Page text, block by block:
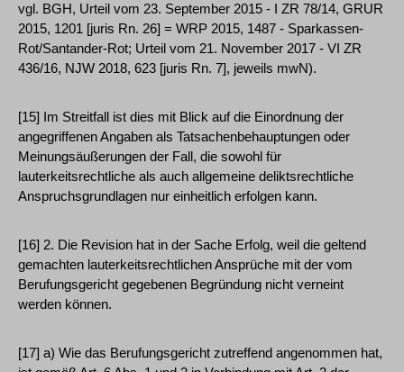
vgl. BGH, Urteil vom 23. September 2015 - I ZR 78/14, GRUR
2015, 1201 [juris Rn. 26] = WRP 2015, 1487 - Sparkassen-
Rot/Santander-Rot; Urteil vom 21. November 2017 - VI ZR
436/16, NJW 2018, 623 [juris Rn. 7], jeweils mwN).
[15] Im Streitfall ist dies mit Blick auf die Einordnung der
angegriffenen Angaben als Tatsachenbehauptungen oder
Meinungsäußerungen der Fall, die sowohl für
lauterkeitsrechtliche als auch allgemeine deliktsrechtliche
Anspruchsgrundlagen nur einheitlich erfolgen kann.
[16] 2. Die Revision hat in der Sache Erfolg, weil die geltend
gemachten lauterkeitsrechtlichen Ansprüche mit der vom
Berufungsgericht gegebenen Begründung nicht verneint
werden können.
[17] a) Wie das Berufungsgericht zutreffend angenommen hat,